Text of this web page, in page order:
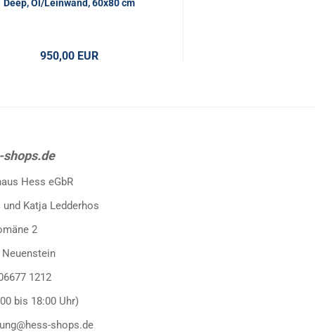
Deep, Öl/Leinwand, 60x80 cm
950,00 EUR
shops.de
Hess eGbR
Katja Ledderhos
2
Neuenstein
1212
bis 18:00 Uhr)
shops.de